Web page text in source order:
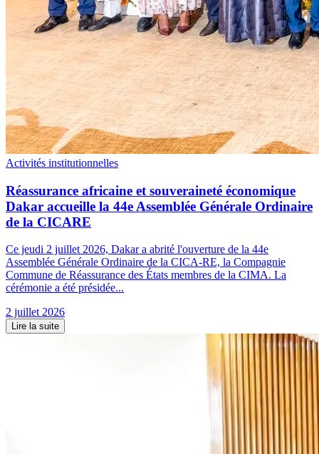
Activités institutionnelles
Réassurance africaine et souveraineté économique
Dakar accueille la 44e Assemblée Générale Ordinaire
de la CICARE
Ce jeudi 2 juillet 2026, Dakar a abrité l'ouverture de la 44e
Assemblée Générale Ordinaire de la CICA-RE, la Compagnie
Commune de Réassurance des États membres de la CIMA. La
cérémonie a été présidée...
2 juillet 2026
Lire la suite